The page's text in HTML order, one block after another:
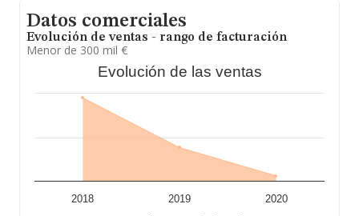
Datos comerciales
Evolución de ventas - rango de facturación
Menor de 300 mil €
Evolución de las ventas
2018 2019 2020